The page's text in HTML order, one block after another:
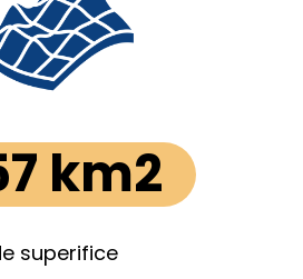
km2
superifice